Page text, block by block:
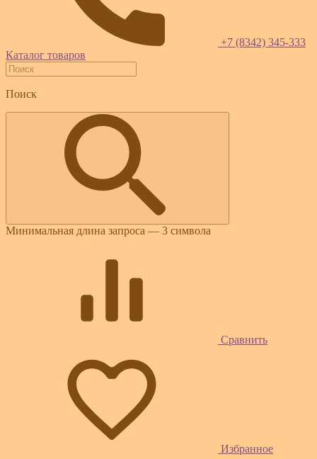
+7 (8342) 345-333
Каталог товаров
Поиск
Минимальная длина запроса — 3 символа
Сравнить
Избранное